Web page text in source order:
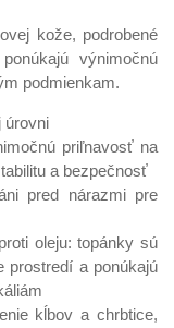
kože, podrobené
výnimočnú
podmienkam.
úrovni
priľnavosť na
a bezpečnosť
pred nárazmi pre
oleju: topánky sú
prostredí a ponúkajú
kĺbov a chrbtice,